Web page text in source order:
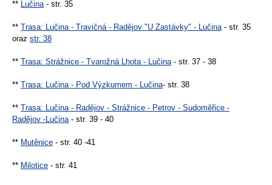
** Lučina- str. 35
** Trasa: Lučina - Travičná - Radějov "U Zastávky" - Lučina- str. 35
oraz str. 38
** Trasa: Strážnice - Tvarožná Lhota - Lučina- str. 37 - 38
** Trasa: Lučina - Pod Výzkumem - Lučina- str. 38
** Trasa: Lučina - Radějov - Strážnice - Petrov - Sudoměřice -
Radějov -Lučina- str. 39 - 40
** Mutěnice - str. 40 -41
** Milotice - str. 41